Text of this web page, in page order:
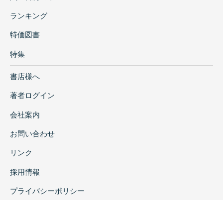
ランキング
特価図書
特集
書店様へ
著者ログイン
会社案内
お問い合わせ
リンク
採用情報
プライバシーポリシー